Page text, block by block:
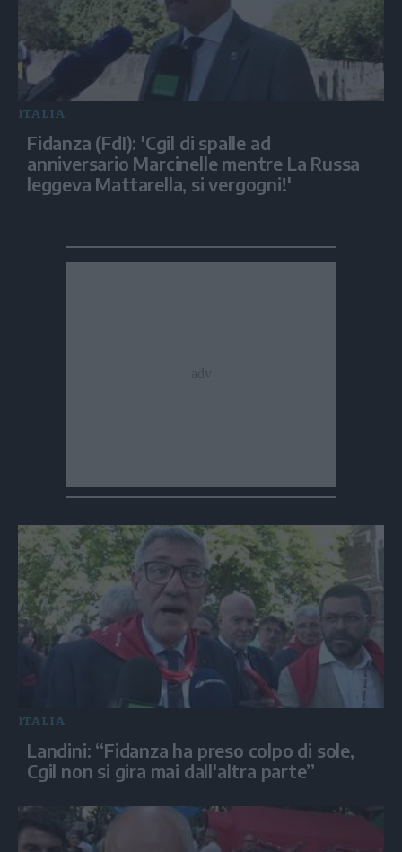
ITALIA
Fidanza (FdI): 'Cgil di spalle ad
anniversario Marcinelle mentre La Russa
leggeva Mattarella, si vergogni!'
ITALIA
Landini: “Fidanza ha preso colpo di sole,
Cgil non si gira mai dall'altra parte”